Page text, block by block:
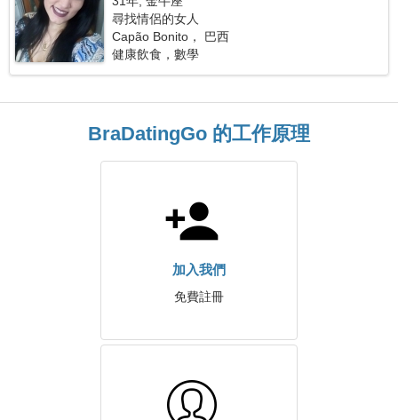
尋找情侶的女人
Capão Bonito， 巴西
健康飲食，數學
BraDatingGo 的工作原理
加入我們
免費註冊